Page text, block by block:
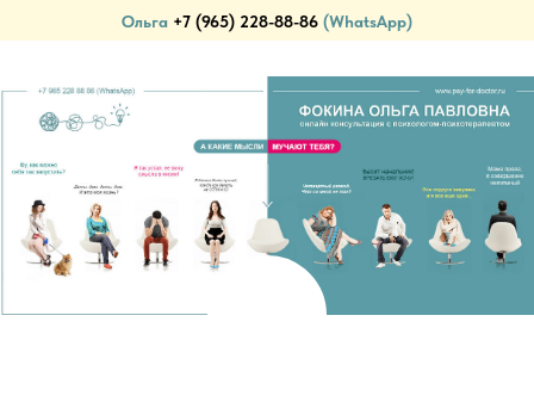
Ольга +7 (965) 228-88-86 (WhatsApp)